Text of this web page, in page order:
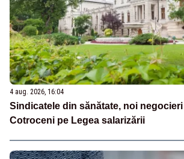
4 aug. 2026, 16:04
Sindicatele din sănătate, noi negocieri
Cotroceni pe Legea salarizării